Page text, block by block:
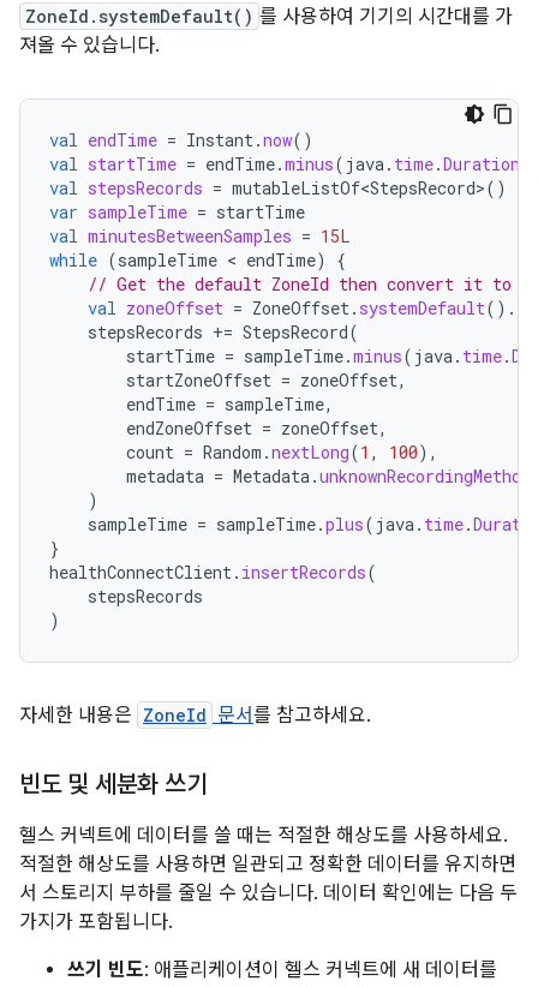
ZoneId.systemDefault() 를 사용하여 기기의 시간대를 가
져올 수 있습니다.
val endTime = Instant.now()
val startTime = endTime.minus( java. time.Duration
val stepsRecords = mutableListOf<StepsRecord>()
var sampleTime = startTime
val minutesBetweenSamples = 15L
while (sampleTime < endTime)
{
// Get the default ZoneId then convert it to
val zoneOffset = ZoneOffset. systemDefault().
stepsRecords += StepsRecord(
startTime = sampleTime.minus( java. time.
startZoneOffset = zoneOffset,
endTime = sampleTime,
endZoneOffset = zoneOffset,
count = Random .nextLong(1 , 100),
metadata = Metadata.unknownRecordingMethod
)
sampleTime = sampleTime.plus( java. time.
}
healthConnectClient. insertRecords(
stepsRecords
)
자세한 내용은 ZoneId 문서를 참고하세요.
빈도 및 세분화 쓰기
헬스 커넥트에 데이터를 쓸 때는 적절한 해상도를 사용하세요.
적절한 해상도를 사용하면 일관되고 정확한 데이터를 유지하면
서 스토리지 부하를 줄일 수 있습니다. 데이터 확인에는 다음 두
가지가 포함됩니다.
쓰기 빈도: 애플리케이션이 헬스 커넥트에 새 데이터를